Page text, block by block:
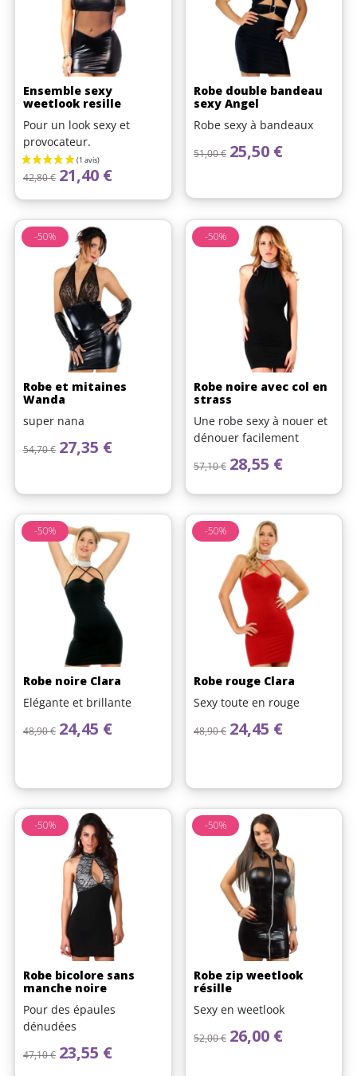
Ensemble sexy
weetlook resille
Pour un look sexy et
provocateur.
Prix de base
42,80 € Prix
21,40 €
Robe double bandeau
sexy Angel
Robe sexy à bandeaux
Prix de base
51,00 € Prix
25,50 €
Robe et mitaines
Wanda
super nana
Prix de base
54,70 € Prix
27,35 €
-50%
Robe noire avec col en
strass
Une robe sexy à nouer et
dénouer facilement
Prix de base
57,10 € Prix
28,55 €
-50%
Robe noire Clara
Elégante et brillante
Prix de base
48,90 € Prix
24,45 €
-50%
Robe rouge Clara
Sexy toute en rouge
Prix de base
48,90 € Prix
24,45 €
-50%
Robe bicolore sans
manche noire
Pour des épaules
dénudées
Prix de base
47,10 € Prix
23,55 €
-50%
Robe zip weetlook
résille
Sexy en weetlook
Prix de base
52,00 € Prix
26,00 €
-50%